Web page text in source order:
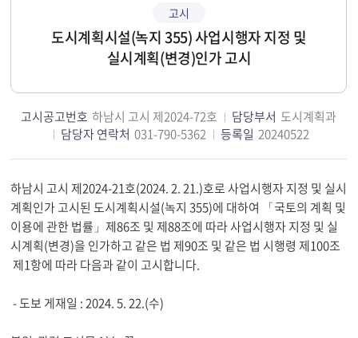
고시
도시계획시설(녹지 355) 사업시행자 지정 및
실시계획(변경)인가 고시
고시공고번호 하남시 고시 제2024-72호 담당부서 도시계획과
담당자 연락처 031-790-5362 등록일 20240522